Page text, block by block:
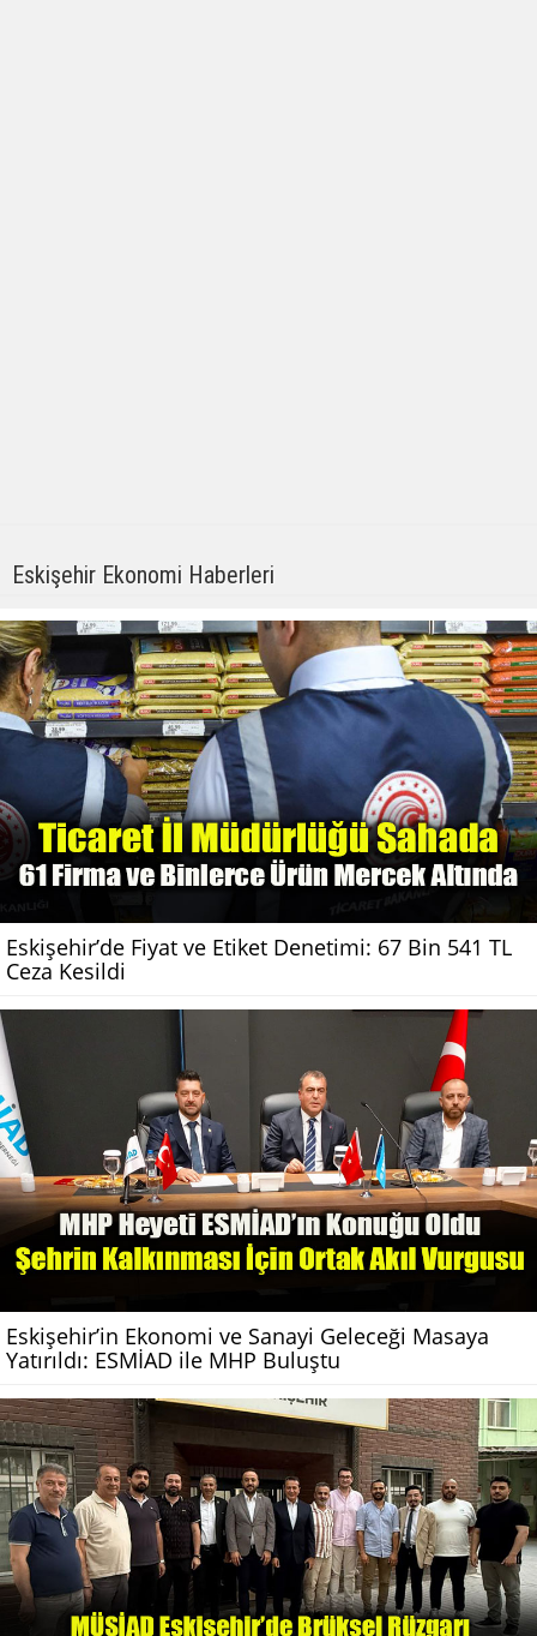
Eskişehir Ekonomi Haberleri
Eskişehir’de Fiyat ve Etiket Denetimi: 67 Bin 541 TL
Ceza Kesildi
Eskişehir’in Ekonomi ve Sanayi Geleceği Masaya
Yatırıldı: ESMİAD ile MHP Buluştu